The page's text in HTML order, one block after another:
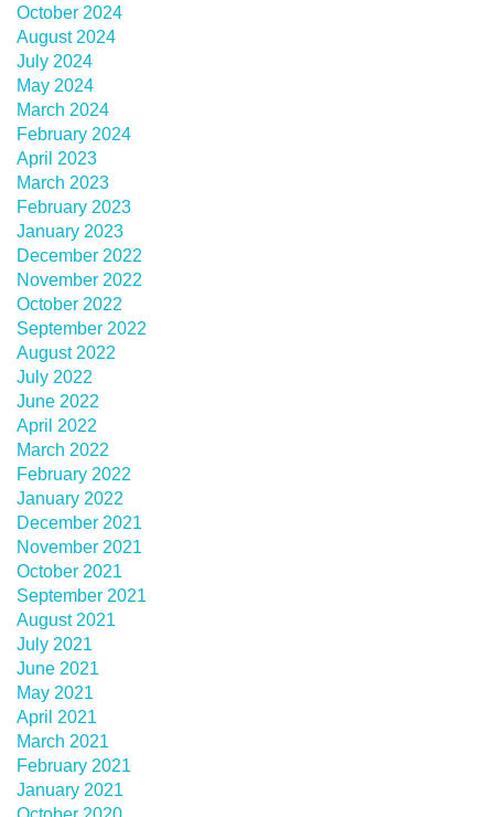
October 2024
August 2024
July 2024
May 2024
March 2024
February 2024
April 2023
March 2023
February 2023
January 2023
December 2022
November 2022
October 2022
September 2022
August 2022
July 2022
June 2022
April 2022
March 2022
February 2022
January 2022
December 2021
November 2021
October 2021
September 2021
August 2021
July 2021
June 2021
May 2021
April 2021
March 2021
February 2021
January 2021